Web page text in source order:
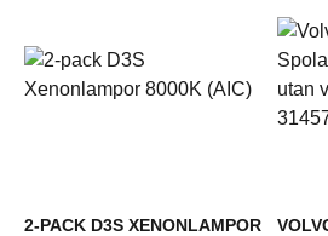
2-PACK D3S XENONLAMPOR